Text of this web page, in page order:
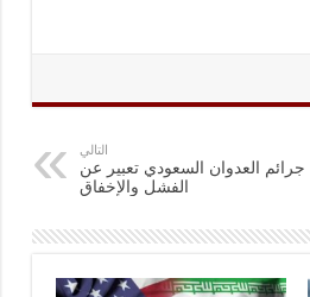
التالي
جرائم العدوان السعودي تعبير عن
الفشل والإخفاق